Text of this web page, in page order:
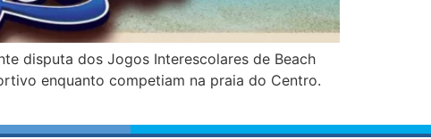
disputa dos Jogos Interescolares de Beach
enquanto competiam na praia do Centro.